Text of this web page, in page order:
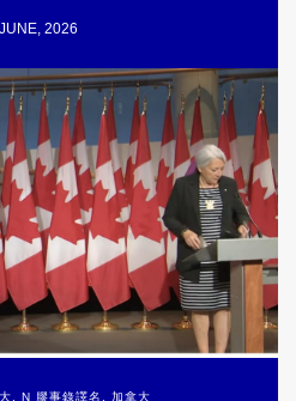
2026
, N 膠事錄譯名 , 加拿大